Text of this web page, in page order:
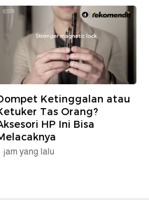
Ketinggalan atau
Tas Orang?
HP Ini Bisa
jam yang lalu